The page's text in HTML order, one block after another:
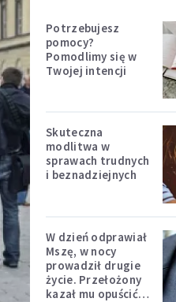
Potrzebujesz
pomocy?
Pomodlimy się w
Twojej intencji
Skuteczna
modlitwa w
sprawach trudnych
i beznadziejnych
W dzień odprawiał
Mszę, w nocy
prowadził drugie
życie. Przełożony
kazał mu opuścić